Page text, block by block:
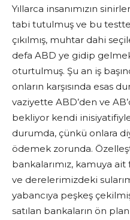
Yıllarca insanımızın
tabi tutulmuş ve bu
çıkılmış, muhtar dahi
defa ABD ye gidip
oturtulmuş. Şu an iş
onların karşısında esas
vaziyette ABD’den ve
bekliyor kendi
durumda, çünkü onlara
ödemek zorunda.
bankalarımız, kamuya ait
ve derelerimizdeki
yabancıya peşkeş
satılan bankaların ön